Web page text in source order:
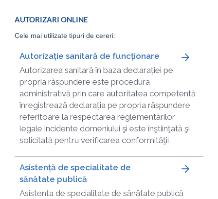
AUTORIZARI ONLINE
Cele mai utilizate tipuri de cereri:
Autorizație sanitară de funcționare
Autorizarea sanitară în baza declaraţiei pe
propria răspundere este procedura
administrativă prin care autoritatea competentă
înregistrează declaraţia pe propria răspundere
referitoare la respectarea reglementărilor
legale incidente domeniului şi este înştiinţată şi
solicitată pentru verificarea conformităţii
Asistență de specialitate de
sănătate publică
Asistența de specialitate de sănătate publică